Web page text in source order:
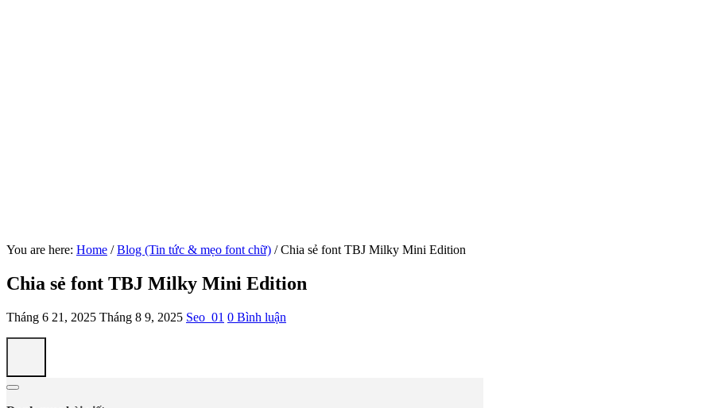
You are here: Home / Blog (Tin tức & mẹo font chữ) /Chia sẻ font TBJ Milky Mini Edition
Chia sẻ font TBJ Milky Mini Edition
Tháng 6 21, 2025 Tháng 8 9, 2025 Seo_01 0 Bình luận